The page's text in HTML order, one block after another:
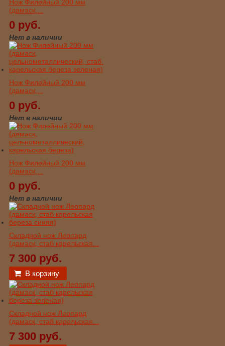
Нож Филейный 200 мм
(дамаск,...
0 руб.
Нет в наличии
Нож Филейный 200 мм
(дамаск,...
0 руб.
Нет в наличии
Нож Филейный 200 мм
(дамаск,...
0 руб.
Нет в наличии
Складной нож Леопард
(дамаск, стаб карельская...
7 300 руб.
В корзину
Складной нож Леопард
(дамаск, стаб карельская...
7 300 руб.